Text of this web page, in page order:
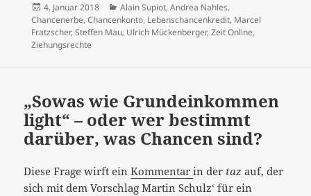
Veröffentlicht
am
4. Januar 2018 Kategorien
Alain Supiot, Andrea Nahles,
Chancenerbe, Chancenkonto, Lebenschancenkredit, Marcel
Fratzscher, Steffen Mau, Ulrich Mückenberger, Zeit Online,
Ziehungsrechte
„Sowas wie Grundeinkommen
light“ – oder wer bestimmt
darüber, was Chancen sind?
Diese Frage wirft einKommentarin der taz auf, der
sich mit dem Vorschlag Martin Schulz‘ für ein